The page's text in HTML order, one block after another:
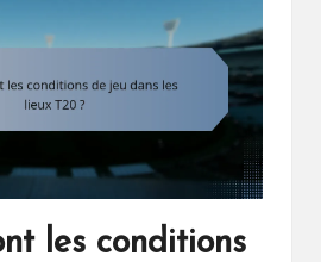
les conditions